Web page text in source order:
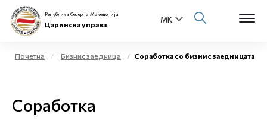
Физички лица
Република Северна Македонија
Царинска управа
Почетна Бизнис заедница Соработка со бизнис заедницата
Соработка